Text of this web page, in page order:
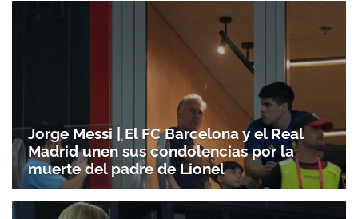
Jorge Messi | El FC Barcelona y el Real
Madrid unen sus condolencias por la
muerte del padre de Lionel